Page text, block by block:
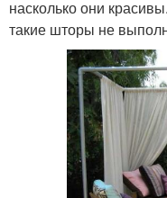
насколько они
такие шторы не